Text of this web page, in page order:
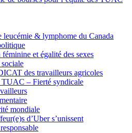
leucémie & lymphome du Canada
et égalité des sexes
des travailleurs agricoles
TUAC – Fierté syndicale
mondiale
d’Uber s’unissent